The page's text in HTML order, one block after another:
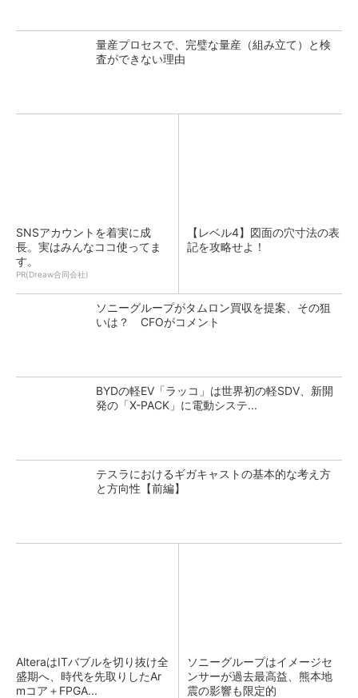
量産プロセスで、完璧な量産（組み立て）と検
査ができない理由
SNSアカウントを着実に成
長。実はみんなココ使ってま
す。
PR(Dreaw合同会社)
【レベル4】図面の穴寸法の表
記を攻略せよ！
ソニーグループがタムロン買収を提案、その狙
いは？ CFOがコメント
BYDの軽EV「ラッコ」は世界初の軽SDV、新開
発の「X-PACK」に電動システ...
テスラにおけるギガキャストの基本的な考え方
と方向性【前編】
AlteraはITバブルを切り抜け全
盛期へ、時代を先取りしたAr
mコア＋FPGA...
ソニーグループはイメージセ
ンサーが過去最高益、熊本地
震の影響も限定的